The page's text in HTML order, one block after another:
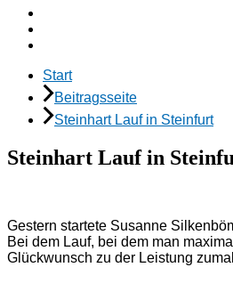
Start
Beitragsseite
Steinhart Lauf in Steinfurt
Steinhart Lauf in
Gestern startete Susanne
Bei dem Lauf, bei dem man
Glückwunsch zu der Leistung